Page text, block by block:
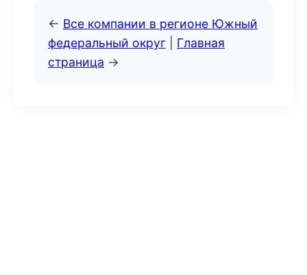
← Все компании в регионе Южный
федеральный округ
Главная
страница →